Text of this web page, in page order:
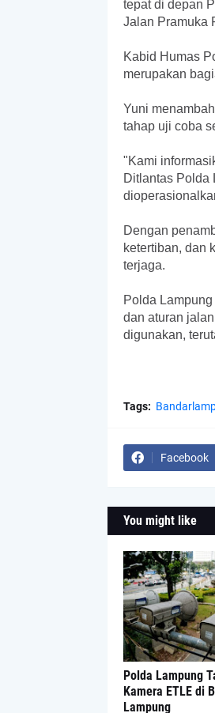
tepat di depan
Jalan Pramuka
Kabid Humas
merupakan
Yuni
tahap uji coba
"Kami
Ditlantas Polda
Dengan
ketertiban, dan
terjaga.
Polda
dan aturan
digunakan,
Tags:
Facebook
You might like
Polda Lampung
Kamera ETLE di
Lampung